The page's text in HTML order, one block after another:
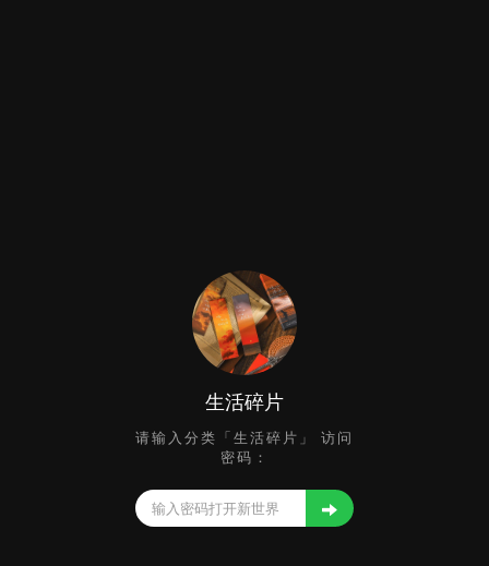
生活碎片
请输入分类「生活碎片」 访问
密码：